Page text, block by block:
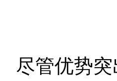
尽管优势